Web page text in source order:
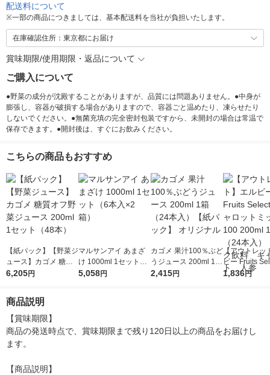
配送料について
※一部の商品につきましては、基本配送料を当社が負担いたします。
在庫確認住所：東京都にお届け
賞味期限/使用期限・返品について
ご購入について
●野菜の成分が沈殿することがありますが、品質には問題ありません。●中身が
膨張し、容器が破損する場合がありますので、容器ごと温めたり、凍らせたり
しないでください。●無菌充填の完全密封包装ですから、未開封の場合は常温で
保存できます。●開封後は、すぐにお飲みください。
こちらの商品もおすすめ
【紙パック】【野菜ジ
ュース】カゴメ 糖質
オフ野菜ジュース 200
6,205円
マルサンアイ あまざ
け 1000ml 1セット
（6本入×2箱）
5,058円
カゴメ 果汁100％ぶど
うジュース 200ml 1箱
（24本入）【紙パッ
2,415円
【アウトレッ
ビー Fruits
キャロットミ
1,836円
商品説明
【賞味期限】
商品の発送時点で、賞味期限まで残り120日以上の商品をお届けし
ます。
【商品説明】